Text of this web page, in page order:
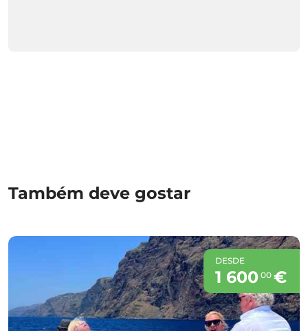
Também deve gostar
DESDE
1 600 00€